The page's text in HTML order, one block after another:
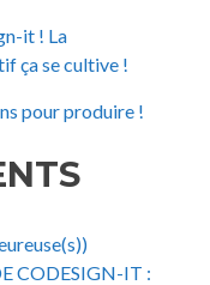
it ! La
ça se cultive !
pour produire !
CODESIGN-IT :